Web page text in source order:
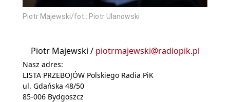
Piotr Majewski/fot.: Piotr Ulanowski
Piotr Majewski / piotrmajewski@radiopik.pl
Nasz adres:
LISTA PRZEBOJÓW Polskiego Radia PiK
ul. Gdańska 48/50
85-006 Bydgoszcz